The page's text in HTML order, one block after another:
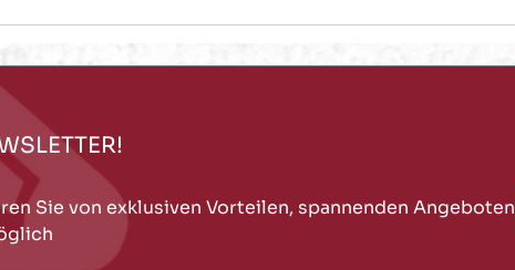
Sie von exklusiven Vorteilen, spannenden Angeboten